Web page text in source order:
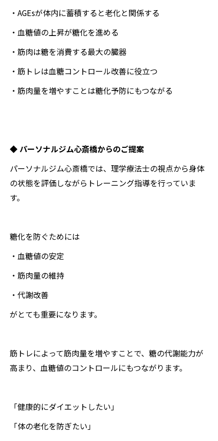
・AGEsが体内に蓄積すると老化と関係する
・血糖値の上昇が糖化を進める
・筋肉は糖を消費する最大の臓器
・筋トレは血糖コントロール改善に役立つ
・筋肉量を増やすことは糖化予防にもつながる
◆ パーソナルジム心斎橋からのご提案
パーソナルジム心斎橋では、理学療法士の視点から身体
の状態を評価しながらトレーニング指導を行っていま
す。
糖化を防ぐためには
・血糖値の安定
・筋肉量の維持
・代謝改善
がとても重要になります。
筋トレによって筋肉量を増やすことで、糖の代謝能力が
高まり、血糖値のコントロールにもつながります。
「健康的にダイエットしたい」
「体の老化を防ぎたい」